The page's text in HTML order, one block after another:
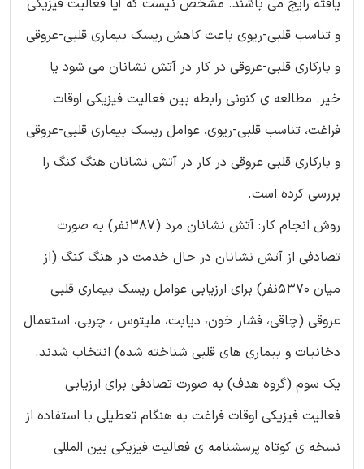
و تناسب قلبی-ریوی باعث کاهش ریسک بیماری قلبی-عروقی
و بارکاری قلبی-عروقی در کار در آتش نشانان می شود یا
خیر. مطالعه ی کنونی رابطه بین فعالیت فیزیکی اوقات
فراغت، تناسب قلبی-ریوی، عوامل ریسک بیماری قلبی-عروقی
و بارکاری قلبی عروقی در کار در آتش نشانان هنگ کنگ را
بررسی کرده است.
روش انجام کار: آتش نشانان مرد (387نفر) به صورت
تصادفی از آتش نشانان در حال خدمت در هنگ کنگ (از
میان 5370نفر) برای ارزیابی عوامل ریسک بیماری قلبی
عروقی (چاقی، فشار خون، دیابت، ملیتوس ، چربی، استعمال
دخانیات و بیماری های قلبی شناخته شده) انتخاب شدند.
یک سوم (گروه هدف) به صورت تصادفی برای ارزیابی
فعالیت فیزیکی اوقات فراغت به هنگام تعطیلی با استفاده از
نسخه ی کوتاه پرسشنامه ی فعالیت فیزیکی بین المللی